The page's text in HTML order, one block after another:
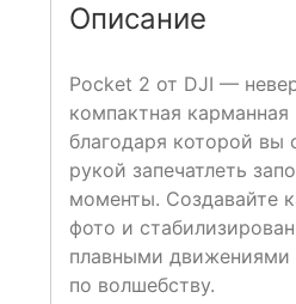
Описание
Pocket 2 от DJI —
компактная карманная
благодаря которой вы
рукой запечатлеть
моменты. Создавайте
фото и
плавными движениями
по волшебству.